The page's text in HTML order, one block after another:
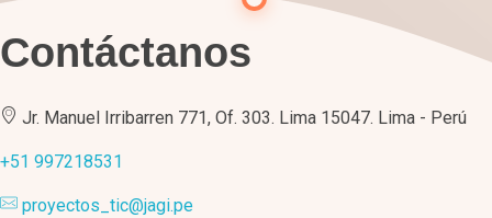
Contáctanos
Jr. Manuel Irribarren 771, Of. 303. Lima 15047. Lima - Perú
+51 997218531
proyectos_tic@jagi.pe